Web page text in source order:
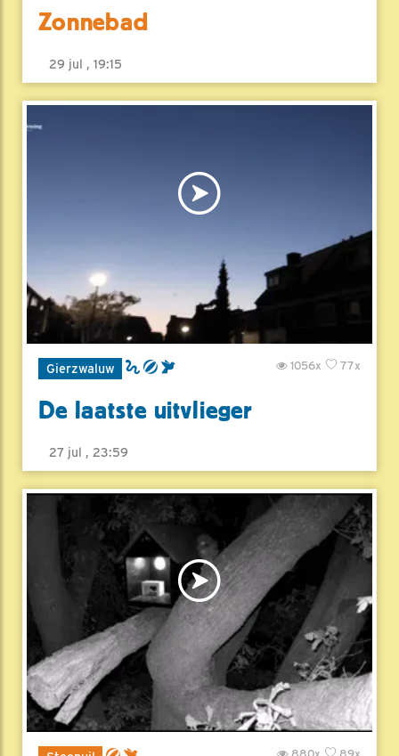
Zonnebad
29 jul , 19:15
Gierzwaluw 77x
1056x
De laatste uitvlieger
27 jul , 23:59